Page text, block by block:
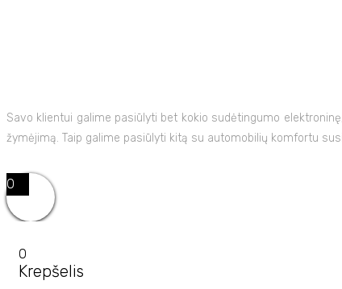
Savo klientui galime pasiūlyti bet kokio sudėtingumo
žymėjimą. Taip galime pasiūlyti kitą su automobilių komfortu
0
0
Krepšelis